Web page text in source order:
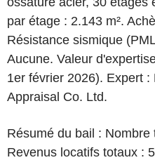
par étage : 2.143 m².
Résistance sismique
Aucune. Valeur
1er février 2026). Expert
Appraisal Co. Ltd.
Résumé du bail :
Revenus locatifs totaux :